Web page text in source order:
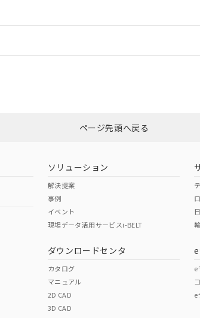
ダウンロードはこちら
（日本
（アメリカ
この製品の規
その他の認証はこちらのペ
ページ先頭へ戻る
ソリューション
解決提案
事例
イベント
現場データ活用サービスi-BELT
ダウンロードセンタ
カタログ
マニュアル
2D CAD
3D CAD
e
e